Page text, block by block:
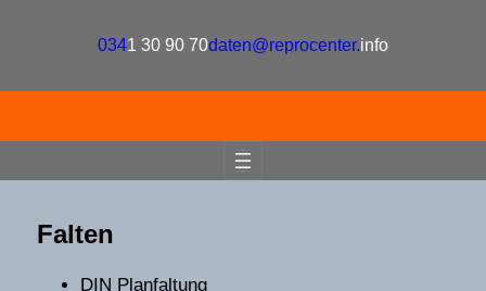
0341 30 90 70daten@reprocenter.info
Falten
DIN Planfaltung